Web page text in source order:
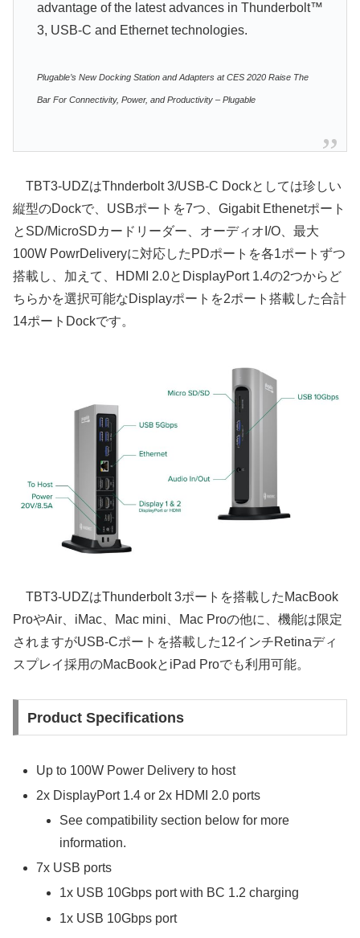
advantage of the latest advances in Thunderbolt™
3, USB-C and Ethernet technologies.
Plugable’s New Docking Station and Adapters at CES 2020 Raise The
Bar For Connectivity, Power, and Productivity – Plugable
TBT3-UDZはThnderbolt 3/USB-C Dockとしては珍しい
縦型のDockで、USBポートを7つ、Gigabit Ethenetポート
とSD/MicroSDカードリーダー、オーディオI/O、最大
100W PowrDeliveryに対応したPDポートを各1ポートずつ
搭載し、加えて、HDMI 2.0とDisplayPort 1.4の2つからど
ちらかを選択可能なDisplayポートを2ポート搭載した合計
14ポートDockです。
TBT3-UDZはThunderbolt 3ポートを搭載したMacBook
ProやAir、iMac、Mac mini、Mac Proの他に、機能は限定
されますがUSB-Cポートを搭載した12インチRetinaディ
スプレイ採用のMacBookとiPad Proでも利用可能。
Product Specifications
Up to 100W Power Delivery to host
2x DisplayPort 1.4 or 2x HDMI 2.0 ports
See compatibility section below for more
information.
7x USB ports
1x USB 10Gbps port with BC 1.2 charging
1x USB 10Gbps port